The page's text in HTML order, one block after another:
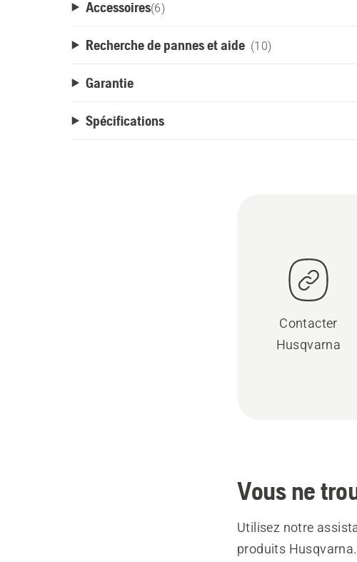
Accessoires(6)
Recherche de pannes et aide (10)
Garantie
Spécifications
Contacter
Husqvarna
Vous ne
Utilisez notre
produits